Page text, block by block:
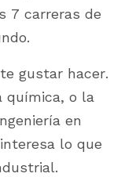
7 carreras de
gustar hacer.
química, o la
en
lo que